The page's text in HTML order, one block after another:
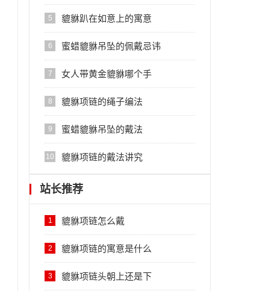
5 貔貅趴在如意上的寓意
6 蜜蜡貔貅吊坠的佩戴忌讳
7 女人带黄金貔貅哪个手
8 貔貅项链的绳子编法
9 蜜蜡貔貅吊坠的戴法
10 貔貅项链的戴法讲究
站长推荐
1 貔貅项链怎么戴
2 貔貅项链的寓意是什么
3 貔貅项链头朝上还是下